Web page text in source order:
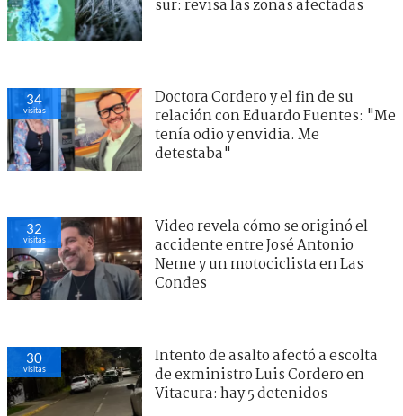
sur: revisa las zonas afectadas
34
visitas
Doctora Cordero y el fin de su
relación con Eduardo Fuentes: "Me
tenía odio y envidia. Me
detestaba"
32
visitas
Video revela cómo se originó el
accidente entre José Antonio
Neme y un motociclista en Las
Condes
30
visitas
Intento de asalto afectó a escolta
de exministro Luis Cordero en
Vitacura: hay 5 detenidos